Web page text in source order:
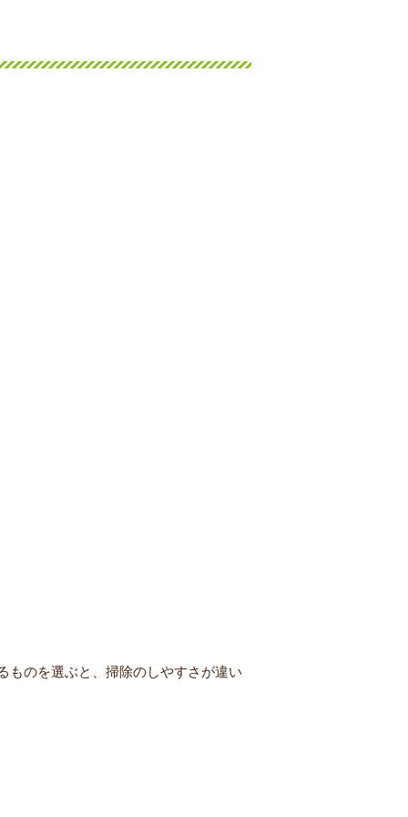
ものを選ぶと、掃除のしやすさが違い